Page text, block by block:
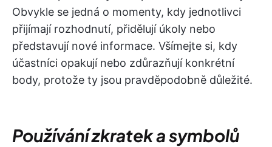
Obvykle se jedná o momenty, kdy jednotlivci
přijímají rozhodnutí, přidělují úkoly nebo
představují nové informace. Všímejte si, kdy
účastníci opakují nebo zdůrazňují konkrétní
body, protože ty jsou pravděpodobně důležité.
Používání zkratek a symbolů